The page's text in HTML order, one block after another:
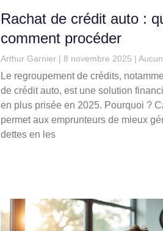
Rachat de crédit auto :
comment procéder
Arthur Garnier 8 novembre 2025
Le regroupement de crédits,
de crédit auto, est une solution
en plus prisée en 2025. Pourquoi ?
permet aux emprunteurs de mieux
dettes en les